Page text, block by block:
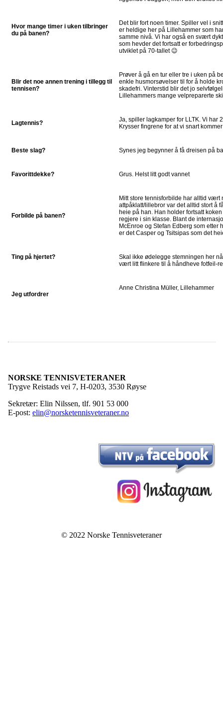
Hvor mange timer i uken tilbringer
du på banen?
Det blir fort noen timer. Spiller vel i
er heldige her på Lillehammer som
samme nivå. Vi har også en svært
som hevder det fortsatt er
utviklet på 70-tallet 😉
Blir det noe annen trening i tillegg til
tennisen?
Prøver å gå en tur eller tre i uken på
enkle husmorsøvelser til for å holde
skadefri. Vinterstid blir det jo
Lillehammers mange velpreparerte
Lagtennis?
Ja, spiller lagkamper for LLTK. Vi har
Krysser fingrene for at vi snart
Beste slag? Synes jeg begynner å få dreisen på
Favorittdekke? Grus. Helst litt godt vannet
Forbilde på banen?
Mitt store tennisforbilde har alltid vært
attpåklatt/lillebror var det alltid stort å
heie på han. Han holder fortsatt
regjere i sin klasse. Blant de
McEnroe og Stefan Edberg som etter
er det Casper og Tsitsipas som det
Ting på hjertet?
Skal ikke ødelegge stemningen her
vært litt flinkere til å håndheve fotfeil-
Jeg utfordrer
Anne Christina Müller, Lillehammer
NORSKE TENNISVETERANER
Trygve Reistads vei 7, H-0203, 3530 Røyse
Sekretær: Elin Nilssen, tlf. 901 53 000
E-post: elin@norsketennisveteraner.no
© 2022 Norske Tennisveteraner